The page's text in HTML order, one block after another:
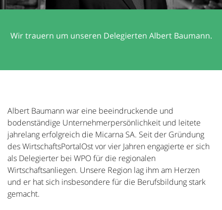
Wir trauern um unseren Delegierten Albert Baumann.
Albert Baumann war eine beeindruckende und
bodenständige Unternehmerpersönlichkeit und leitete
jahrelang erfolgreich die Micarna SA. Seit der Gründung
des WirtschaftsPortalOst vor vier Jahren engagierte er sich
als Delegierter bei WPO für die regionalen
Wirtschaftsanliegen. Unsere Region lag ihm am Herzen
und er hat sich insbesondere für die Berufsbildung stark
gemacht.